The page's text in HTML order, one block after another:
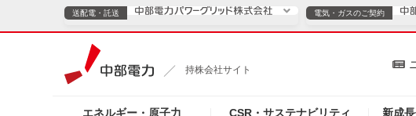
持株会社サイト
エネルギー・原子力 CSR・サステナビリティ 新成
送配電・託送 電気・ガスのご契約
電気・ガスのご契約